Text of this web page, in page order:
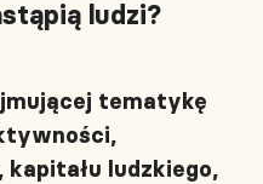
ludzi?
tematykę
ludzkiego,